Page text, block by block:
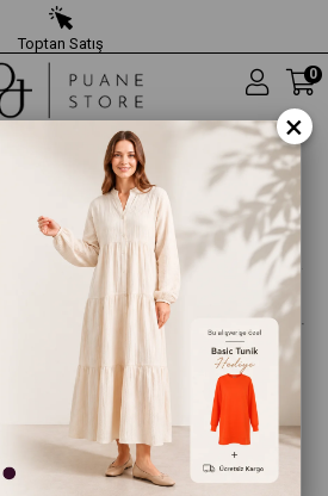
Toptan Satış
0
VE DIŞ TİCARET LİMİTED ŞİRKETİ olarak
kabul etmekteyiz.
verilen siparişleriniz, stok durumuna
hazırlanarak kargoya teslim edilir.
Teslimat Süresi
ardından
1–3 iş günü içerisinde DHL
edilmektedir.
sonları iş günü kapsamında değildir.
işlem onayı alındıktan sonra sipariş
sipariş süreci ödemenin
bölgeye ve kargo yoğunluğuna bağlı
×